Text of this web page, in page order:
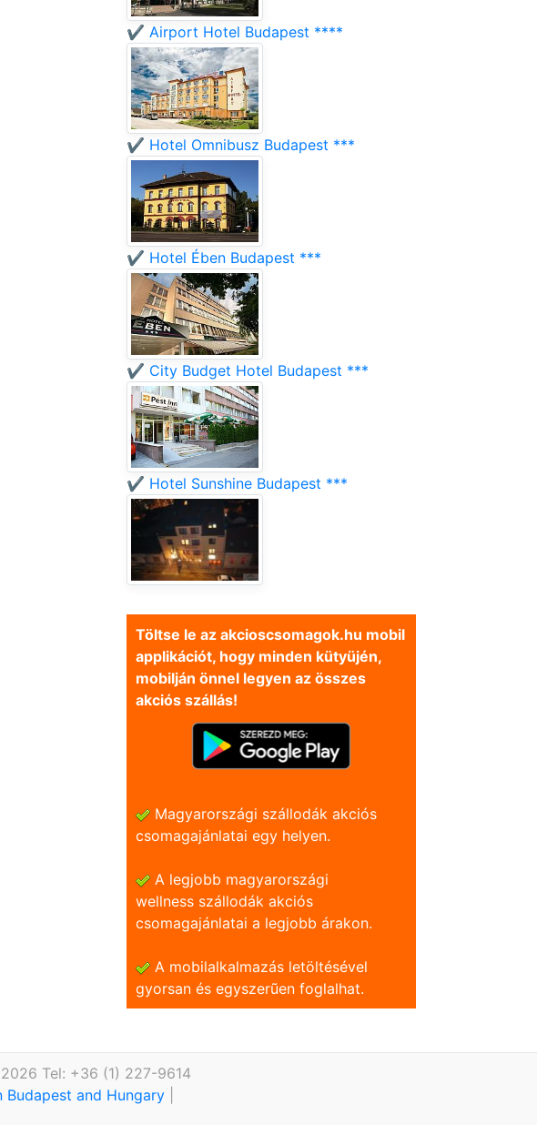
✔️ Airport Hotel Budapest ****
✔️ Hotel Omnibusz Budapest ***
✔️ Hotel Ében Budapest ***
✔️ City Budget Hotel Budapest ***
✔️ Hotel Sunshine Budapest ***
Töltse le az akcioscsomagok.hu mobil
applikációt, hogy minden kütyüjén,
mobilján önnel legyen az összes
akciós szállás!
Magyarországi szállodák akciós
csomagajánlatai egy helyen.
A legjobb magyarországi
wellness szállodák akciós
csomagajánlatai a legjobb árakon.
A mobilalkalmazás letöltésével
gyorsan és egyszerũen foglalhat.
Tel: +36 (1) 227-9614
and Hungary